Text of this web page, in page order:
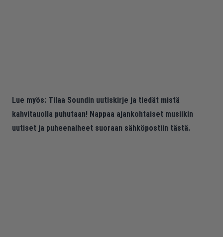
Lue myös: Tilaa Soundin uutiskirje ja tiedät mistä
kahvitauolla puhutaan! Nappaa ajankohtaiset musiikin
uutiset ja puheenaiheet suoraan sähköpostiin tästä.